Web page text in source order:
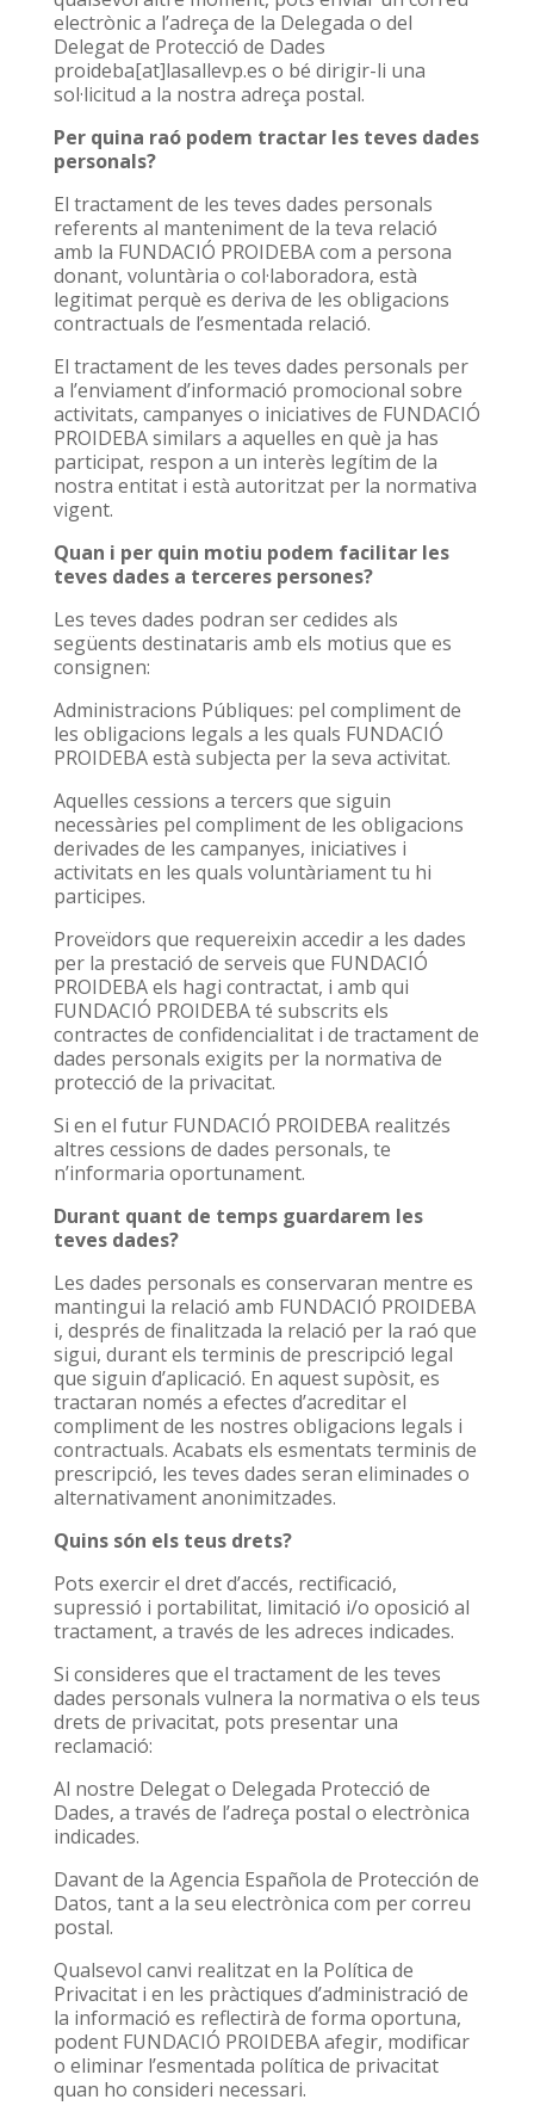
electrònic a l’adreça de la Delegada o del
Delegat de Protecció de Dades
proideba[at]lasallevp.es o bé dirigir-li una
sol·licitud a la nostra adreça postal.
Per quina raó podem tractar les teves dades
personals?
El tractament de les teves dades personals
referents al manteniment de la teva relació
amb la FUNDACIÓ PROIDEBA com a persona
donant, voluntària o col·laboradora, està
legitimat perquè es deriva de les obligacions
contractuals de l’esmentada relació.
El tractament de les teves dades personals per
a l’enviament d’informació promocional sobre
activitats, campanyes o iniciatives de FUNDACIÓ
PROIDEBA similars a aquelles en què ja has
participat, respon a un interès legítim de la
nostra entitat i està autoritzat per la normativa
vigent.
Quan i per quin motiu podem facilitar les
teves dades a terceres persones?
Les teves dades podran ser cedides als
següents destinataris amb els motius que es
consignen:
Administracions Públiques: pel compliment de
les obligacions legals a les quals FUNDACIÓ
PROIDEBA està subjecta per la seva activitat.
Aquelles cessions a tercers que siguin
necessàries pel compliment de les obligacions
derivades de les campanyes, iniciatives i
activitats en les quals voluntàriament tu hi
participes.
Proveïdors que requereixin accedir a les dades
per la prestació de serveis que FUNDACIÓ
PROIDEBA els hagi contractat, i amb qui
FUNDACIÓ PROIDEBA té subscrits els
contractes de confidencialitat i de tractament de
dades personals exigits per la normativa de
protecció de la privacitat.
Si en el futur FUNDACIÓ PROIDEBA realitzés
altres cessions de dades personals, te
n’informaria oportunament.
Durant quant de temps guardarem les
teves dades?
Les dades personals es conservaran mentre es
mantingui la relació amb FUNDACIÓ PROIDEBA
i, després de finalitzada la relació per la raó que
sigui, durant els terminis de prescripció legal
que siguin d’aplicació. En aquest supòsit, es
tractaran només a efectes d’acreditar el
compliment de les nostres obligacions legals i
contractuals. Acabats els esmentats terminis de
prescripció, les teves dades seran eliminades o
alternativament anonimitzades.
Quins són els teus drets?
Pots exercir el dret d’accés, rectificació,
supressió i portabilitat, limitació i/o oposició al
tractament, a través de les adreces indicades.
Si consideres que el tractament de les teves
dades personals vulnera la normativa o els teus
drets de privacitat, pots presentar una
reclamació:
Al nostre Delegat o Delegada Protecció de
Dades, a través de l’adreça postal o electrònica
indicades.
Davant de la Agencia Española de Protección de
Datos, tant a la seu electrònica com per correu
postal.
Qualsevol canvi realitzat en la Política de
Privacitat i en les pràctiques d’administració de
la informació es reflectirà de forma oportuna,
podent FUNDACIÓ PROIDEBA afegir, modificar
o eliminar l’esmentada política de privacitat
quan ho consideri necessari.